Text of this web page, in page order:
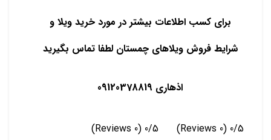
برای کسب اطلاعات بیشتر در مورد خرید ویلا و
شرایط فروش ویلاهای چمستان لطفا تماس بگیرید
اذهاری 09120378819
0/5
(0 Reviews)
0/5
(0 Reviews)